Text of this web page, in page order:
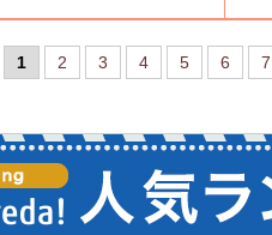
1 2 3 4 5 6
7